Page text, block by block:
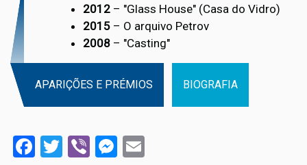
2012– "Glass House" (Casa do Vidro)
2015– O arquivo Petrov
2008– "Casting"
APARIÇÕES E PRÉMIOS BIOGRAFIA
Facebook
Twitter
ViberMessenger